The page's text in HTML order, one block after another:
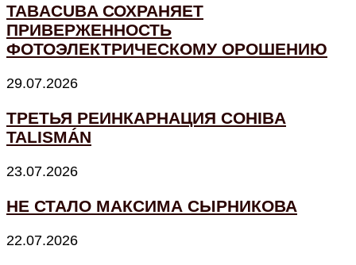
TABACUBA СОХРАНЯЕТ
ПРИВЕРЖЕННОСТЬ
ФОТОЭЛЕКТРИЧЕСКОМУ ОРОШЕНИЮ
29.07.2026
ТРЕТЬЯ РЕИНКАРНАЦИЯ COHIBA
TALISMÁN
23.07.2026
НЕ СТАЛО МАКСИМА СЫРНИКОВА
22.07.2026